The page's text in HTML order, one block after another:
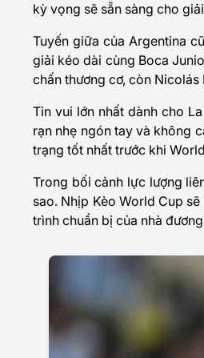
kỳ vọng sẽ sẵn sàng cho
Tuyến giữa của Argentina
giải kéo dài cùng Boca
chấn thương cơ, còn
Tin vui lớn nhất dành cho
rạn nhẹ ngón tay và không
trạng tốt nhất trước khi
Trong bối cảnh lực lượng
sao. Nhịp Kèo World Cup
trình chuẩn bị của nhà